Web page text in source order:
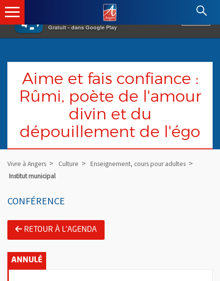
×
Gratuit - dans Google Play
Angers.fr : Retour à l'accueil
Aime et fais confiance :
Rûmi, poète de l'amour
divin et du
dépouillement de l'égo
Vivre à Angers Culture
Enseignement, cours pour adultes
Institut municipal
CONFÉRENCE
RETOUR À L'AGENDA